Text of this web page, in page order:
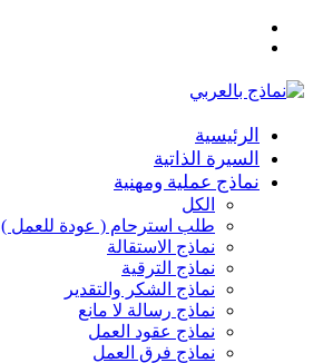
الرئيسية
السيرة الذاتية
نماذج عملية ومهنية
الكل
طلب استرحام ( عودة للعمل )
نماذج الاستقالة
نماذج الترقية
نماذج الشكر والتقدير
نماذج رسالة لا مانع
نماذج عقود العمل
نماذج فرق العمل